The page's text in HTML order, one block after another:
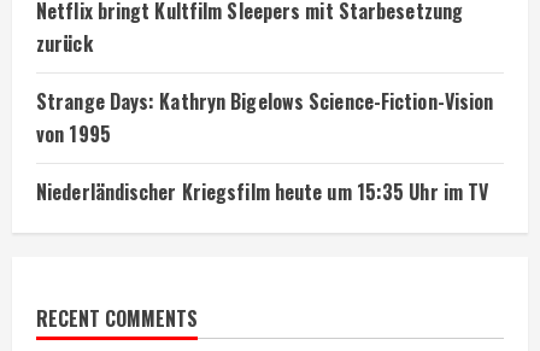
Netflix bringt Kultfilm Sleepers mit Starbesetzung
zurück
Strange Days: Kathryn Bigelows Science-Fiction-Vision
von 1995
Niederländischer Kriegsfilm heute um 15:35 Uhr im TV
RECENT COMMENTS